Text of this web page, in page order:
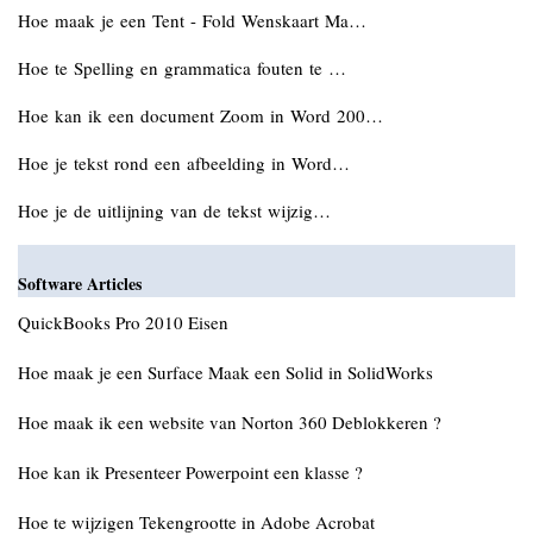
Hoe maak je een Tent - Fold Wenskaart Ma…
Hoe te Spelling en grammatica fouten te …
Hoe kan ik een document Zoom in Word 200…
Hoe je tekst rond een afbeelding in Word…
Hoe je de uitlijning van de tekst wijzig…
Software Articles
QuickBooks Pro 2010 Eisen
Hoe maak je een Surface Maak een Solid in SolidWorks
Hoe maak ik een website van Norton 360 Deblokkeren ?
Hoe kan ik Presenteer Powerpoint een klasse ?
Hoe te wijzigen Tekengrootte in Adobe Acrobat